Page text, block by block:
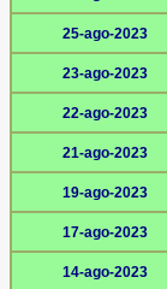
25-ago-2023
23-ago-2023
22-ago-2023
21-ago-2023
19-ago-2023
17-ago-2023
14-ago-2023